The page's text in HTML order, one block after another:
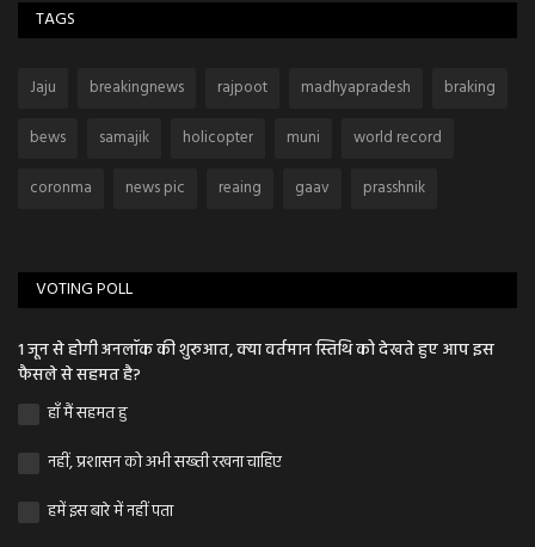
TAGS
Jaju breakingnews rajpoot madhyapradesh
braking
bews
samajik holicopter muni
world record
coronma
news pic reaing gaav prasshnik
VOTING POLL
1 जून से होगी अनलॉक की शुरुआत, क्या वर्तमान स्तिथि को देखते हुए आप इस
फैसले से सहमत है?
हाँ मैं सहमत हु
नहीं, प्रशासन को अभी सख्ती रखना चाहिए
हमें इस बारे में नहीं पता